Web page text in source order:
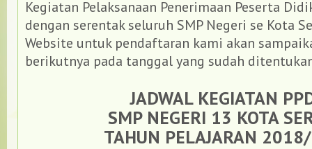
Kegiatan Pelaksanaan Penerimaan Peserta
dengan serentak seluruh SMP Negeri se Kota
Website untuk pendaftaran kami akan
berikutnya pada tanggal yang sudah
JADWAL KEGIATAN
SMP NEGERI 13 KOTA
TAHUN PELAJARAN